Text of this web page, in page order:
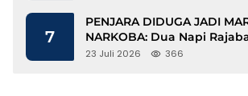
7
PENJARA DIDUGA JADI
NARKOBA: Dua Napi
Gunakan HP, Muncul
23 Juli 2026 366